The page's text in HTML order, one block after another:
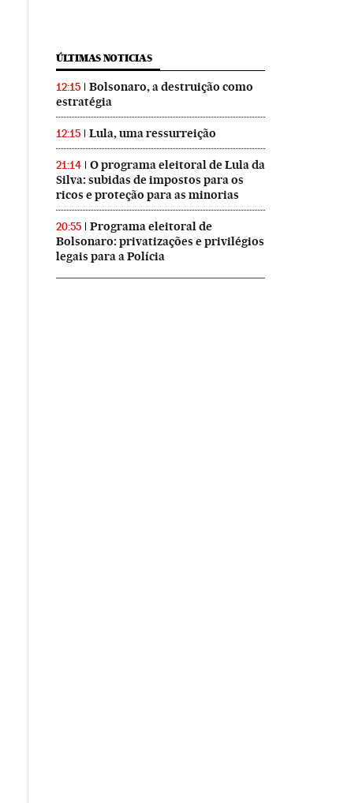
en Twitter
Brasil en Instagram
País Brasil en Facebook
ÚLTIMAS NOTICIAS
12:15
Bolsonaro, a destruição como
estratégia
12:15 Lula, uma ressurreição
21:14
O programa eleitoral de Lula da
Silva: subidas de impostos para os
ricos e proteção para as minorias
20:55
Programa eleitoral de
Bolsonaro: privatizações e privilégios
legais para a Polícia